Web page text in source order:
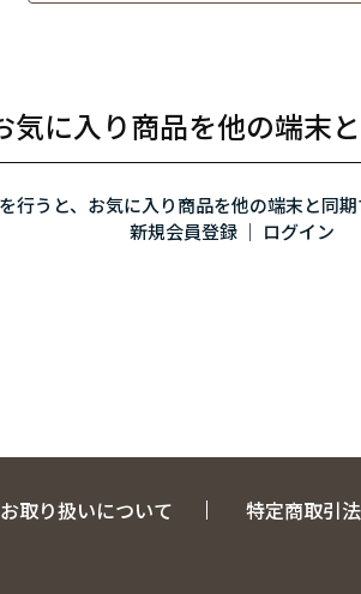
気に入り商品を他の端末
行うと、お気に入り商品を他の端末と同期
新規会員登録｜ ログイン
取り扱いについて 特定商取引